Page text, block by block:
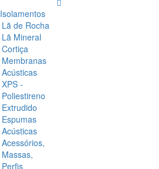
Isolamentos
Lã de Rocha
Lã Mineral
Cortiça
Membranas
Acústicas
XPS -
Poliestireno
Extrudido
Espumas
Acústicas
Acessórios,
Massas,
Perfis